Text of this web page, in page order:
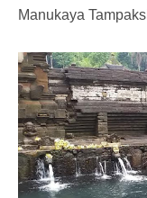
Manukaya